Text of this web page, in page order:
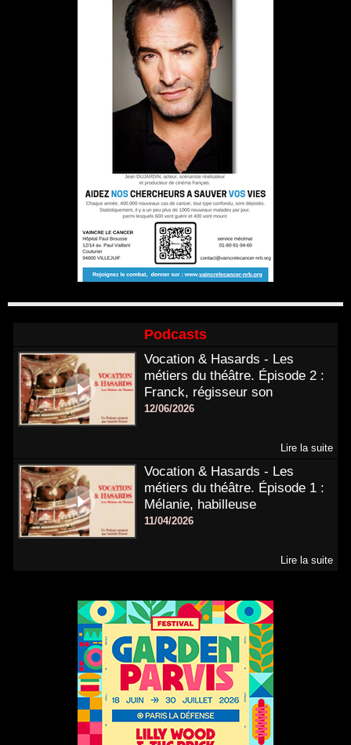
Podcasts
Vocation & Hasards - Les
métiers du théâtre. Épisode 2 :
Franck, régisseur son
12/06/2026
Lire la suite
Vocation & Hasards - Les
métiers du théâtre. Épisode 1 :
Mélanie, habilleuse
11/04/2026
Lire la suite